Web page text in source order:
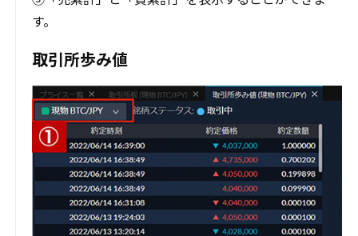
す。
取引所歩み値